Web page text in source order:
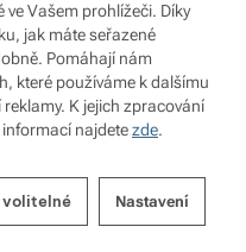
Vašem prohlížeči. Díky
jak máte seřazené
Pomáhají nám
které používáme k dalšímu
K jejich zpracování
najdetezde.
kategoriemi
Nastavení
Osobních údajů.
Shopio